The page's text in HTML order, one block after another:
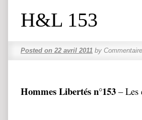
H&L 153
Posted on 22 avril 2011 by
Hommes Libertés n°153 – Les